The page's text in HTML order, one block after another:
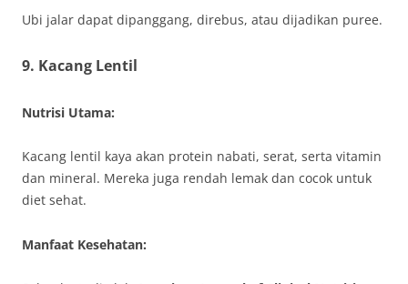
Ubi jalar dapat dipanggang, direbus, atau dijadikan puree.
9. Kacang Lentil
Nutrisi Utama:
Kacang lentil kaya akan protein nabati, serat, serta vitamin
dan mineral. Mereka juga rendah lemak dan cocok untuk
diet sehat.
Manfaat Kesehatan: